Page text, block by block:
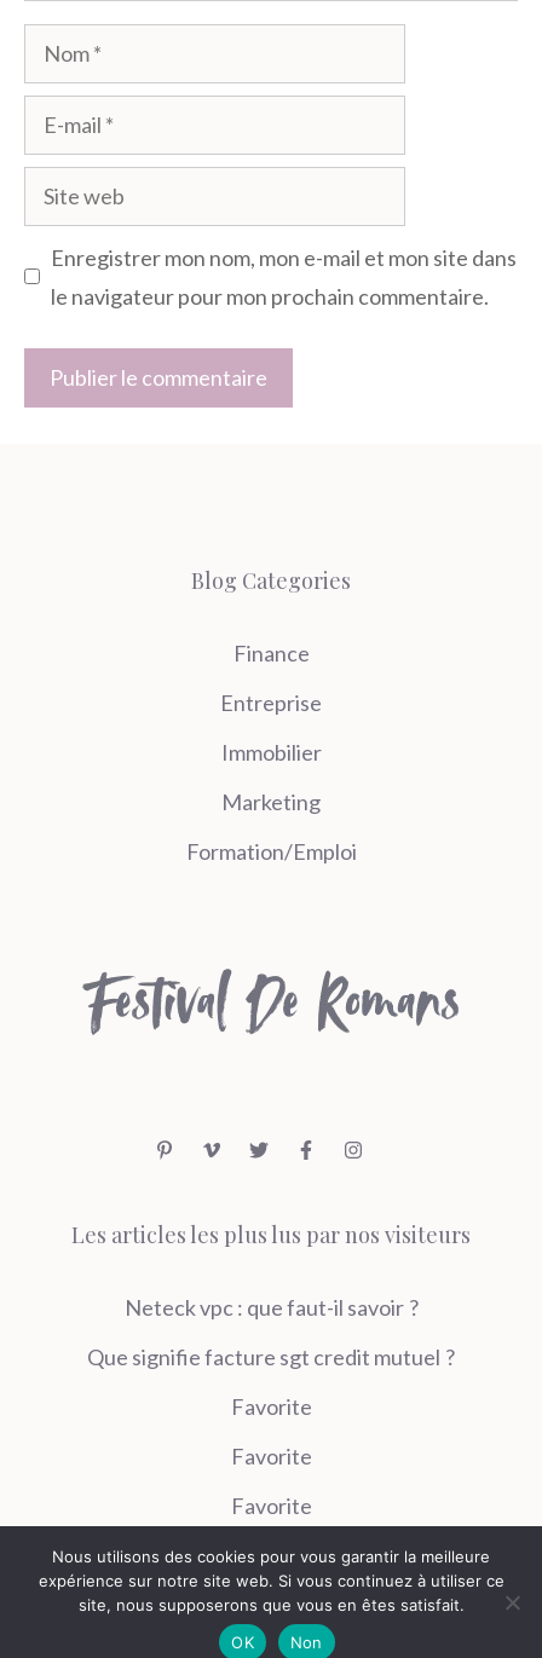
Nom
mail
Site
web
Enregistrer mon nom, mon e-mail et mon site dans
le navigateur pour mon prochain commentaire.
Blog Categories
Finance
Entreprise
Immobilier
Marketing
Formation/Emploi
Les articles les plus lus par nos visiteurs
Neteck vpc : que faut-il savoir ?
Que signifie facture sgt credit mutuel ?
Favorite
Favorite
Favorite
© 2026 Festival De Romans
Nous utilisons des cookies pour vous garantir la meilleure
expérience sur notre site web. Si vous continuez à utiliser ce
site, nous supposerons que vous en êtes satisfait.
OK
Non